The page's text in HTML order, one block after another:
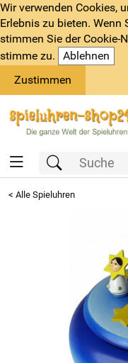
Wir verwenden Cookies,
Erlebnis zu bieten. Wenn
stimmen Sie der Cookie-
stimme zu.
Ablehnen
Zustimmen
< Alle Spieluhren